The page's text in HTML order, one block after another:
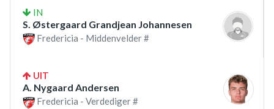
IN
S. Østergaard Grandjean Johannesen
Fredericia - Middenvelder #
UIT
A. Nygaard Andersen
Fredericia - Verdediger #